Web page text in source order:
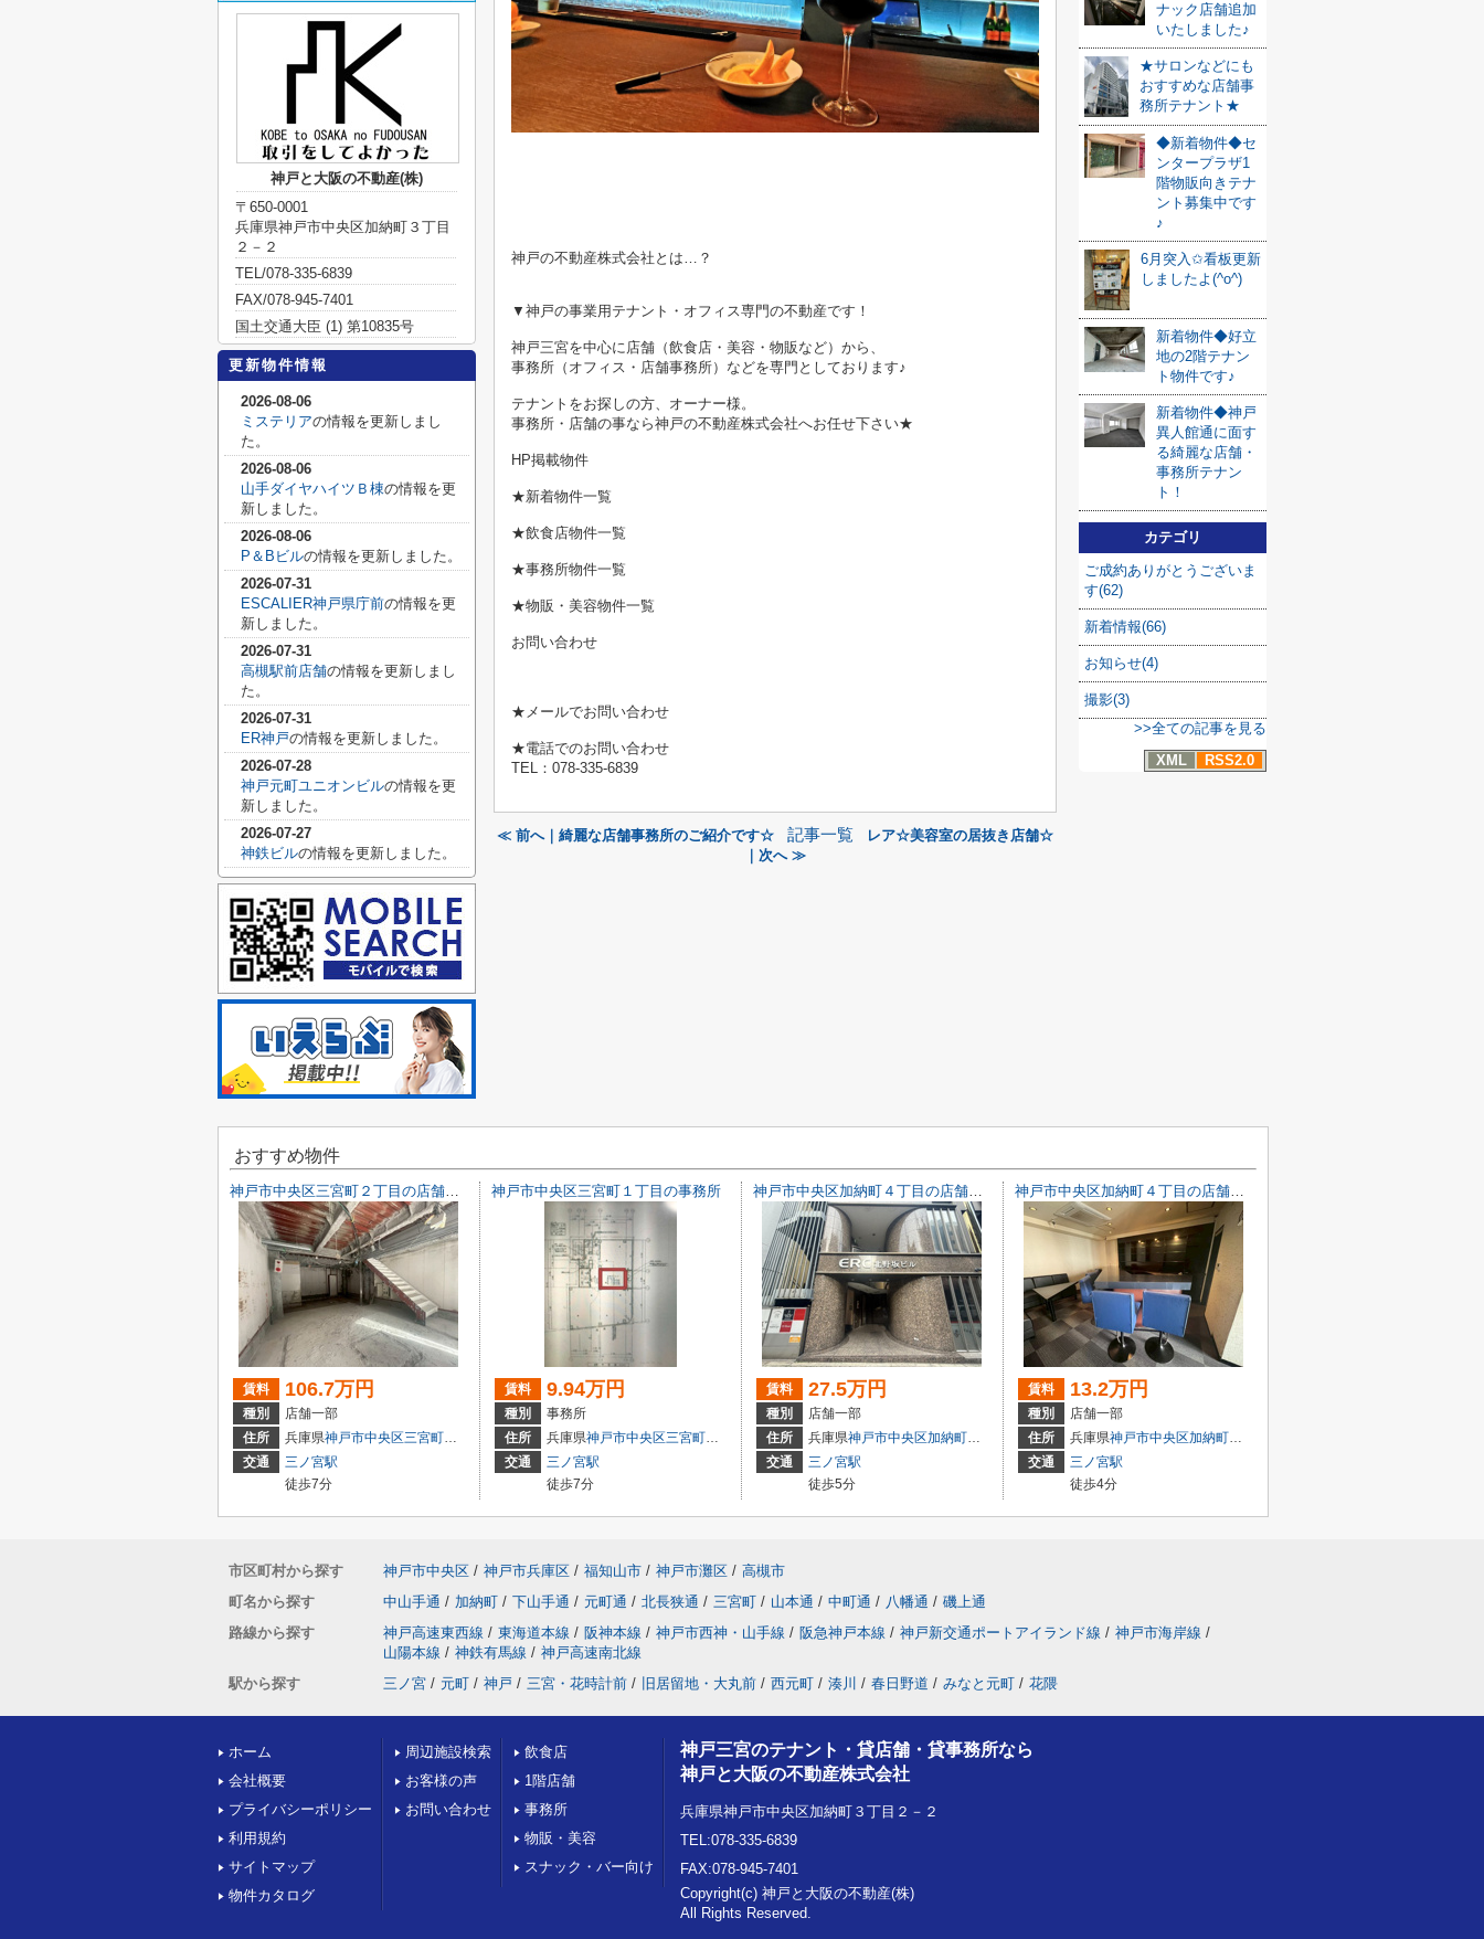
神戸の不動産株式会社とは…？
▼神戸の事業用テナント・オフィス専門の不動産です！
神戸三宮を中心に店舗（飲食店・美容・物販など）から、
事務所（オフィス・店舗事務所）などを専門としております♪
テナントをお探しの方、オーナー様。
事務所・店舗の事なら神戸の不動産株式会社へお任せ下さい★
HP掲載物件
★新着物件一覧
★飲食店物件一覧
★事務所物件一覧
★物販・美容物件一覧
お問い合わせ
★メールでお問い合わせ
★電話でのお問い合わせ
TEL：078-335-6839
≪ 前へ｜綺麗な店舗事務所のご紹介です☆ 記事一覧
レア☆美容室の居抜き店舗☆
｜次へ ≫
ナック店舗追加
いたしました♪
★サロンなどにも
おすすめな店舗事
務所テナント★
◆新着物件◆セ
ンタープラザ1
階物販向きテナ
ント募集中です
♪
6月突入✩看板更新
しましたよ(^o^)
新着物件◆好立
地の2階テナン
ト物件です♪
新着物件◆神戸
異人館通に面す
る綺麗な店舗・
事務所テナン
ト！
カテゴリ
ご成約ありがとうございま
す(62)
新着情報(66)
お知らせ(4)
撮影(3)
>>全ての記事を見る
XML
RSS2.0
神戸と大阪の不動産(株)
〒650-0001
兵庫県神戸市中央区加納町３丁目
２－２
TEL/078-335-6839
FAX/078-945-7401
国土交通大臣 (1) 第10835号
更新物件情報
2026-08-06
ミステリアの情報を更新しまし
た。
2026-08-06
山手ダイヤハイツＢ棟の情報を更
新しました。
2026-08-06
P＆Bビルの情報を更新しました。
2026-07-31
ESCALIER神戸県庁前の情報を更
新しました。
2026-07-31
高槻駅前店舗の情報を更新しまし
た。
2026-07-31
ER神戸の情報を更新しました。
2026-07-28
神戸元町ユニオンビルの情報を更
新しました。
2026-07-27
神鉄ビルの情報を更新しました。
おすすめ物件
神戸市中央区三宮町２丁目の店舗一部
賃料 106.7万円
種別
店舗一部
住所
兵庫県神戸市中央区三宮町２丁目9-3
交通
三ノ宮駅
徒歩7分
神戸市中央区三宮町１丁目の事務所
賃料 9.94万円
種別
事務所
住所
兵庫県神戸市中央区三宮町１丁目
交通
三ノ宮駅
徒歩7分
神戸市中央区加納町４丁目の店舗一部
賃料 27.5万円
種別
店舗一部
住所
兵庫県神戸市中央区加納町４丁目7-8
交通
三ノ宮駅
徒歩5分
神戸市中央区加納町４丁目の店舗一部
賃料 13.2万円
種別
店舗一部
住所
兵庫県神戸市中央区加納町４丁目9-29
交通
三ノ宮駅
徒歩4分
市区町村から探す 神戸市中央区 / 神戸市兵庫区 / 福知山市 / 神戸市灘区 / 高槻市
町名から探す
中山手通 / 加納町 / 下山手通 / 元町通 / 北長狭通 / 三宮町 / 山本通 / 中町通 / 八幡通 / 磯上通
路線から探す
神戸高速東西線 / 東海道本線 / 阪神本線 / 神戸市西神・山手線 / 阪急神戸本線 / 神戸新交通ポートアイランド線 / 神戸市海岸線 /
山陽本線 / 神鉄有馬線 / 神戸高速南北線
駅から探す
三ノ宮 / 元町 / 神戸 / 三宮・花時計前 / 旧居留地・大丸前 / 西元町 / 湊川 / 春日野道 / みなと元町 / 花隈
ホーム
会社概要
プライバシーポリシー
利用規約
サイトマップ
物件カタログ
周辺施設検索
お客様の声
お問い合わせ
飲食店
1階店舗
事務所
物販・美容
スナック・バー向け
神戸三宮のテナント・貸店舗・貸事務所なら
神戸と大阪の不動産株式会社
兵庫県神戸市中央区加納町３丁目２－２
TEL:078-335-6839
FAX:078-945-7401
Copyright(c) 神戸と大阪の不動産(株)
All Rights Reserved.